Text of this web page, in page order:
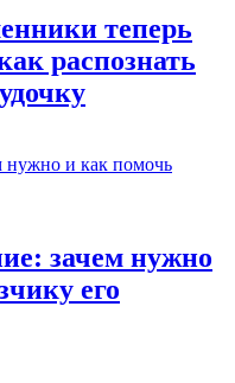
теперь
распознать
зачем нужно
его